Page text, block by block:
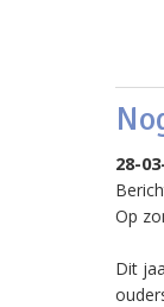
28-
Op
Dit